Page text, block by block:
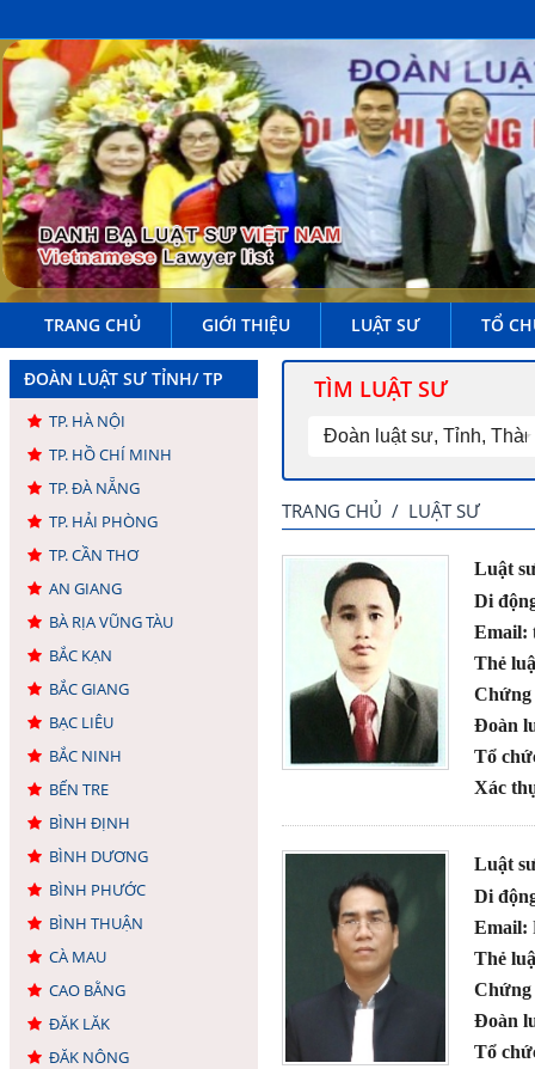
TRANG CHỦ GIỚI THIỆU LUẬT SƯ TỔ
ĐOÀN LUẬT SƯ TỈNH/ TP
TP. HÀ NỘI
TP. HỒ CHÍ MINH
TP. ĐÀ NẴNG
TP. HẢI PHÒNG
TP. CẦN THƠ
AN GIANG
BÀ RỊA VŨNG TÀU
BẮC KẠN
BẮC GIANG
BẠC LIÊU
BẮC NINH
BẾN TRE
BÌNH ĐỊNH
BÌNH DƯƠNG
BÌNH PHƯỚC
BÌNH THUẬN
CÀ MAU
CAO BẰNG
ĐĂK LĂK
ĐĂK NÔNG
TÌM LUẬT SƯ
TRANG CHỦ / LUẬT SƯ
Luật
Di
Email:
Thẻ
Chứng
Đoàn
Tổ
Xác
Luật
Di
Email:
Thẻ
Chứng
Đoàn
Tổ